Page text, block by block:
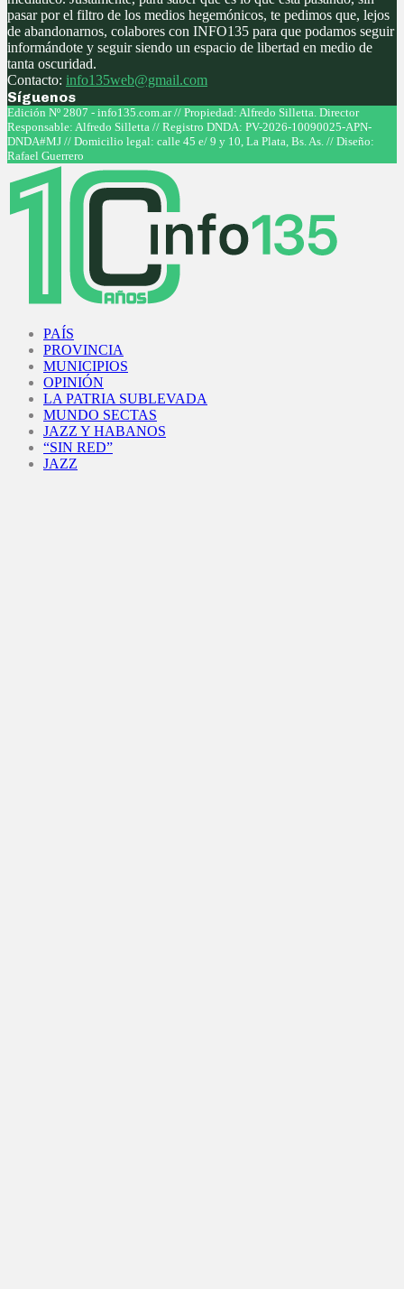
pasar por el filtro de los medios hegemónicos, te pedimos que, lejos
de abandonarnos, colabores con INFO135 para que podamos seguir
informándote y seguir siendo un espacio de libertad en medio de
tanta oscuridad.
Contacto: info135web@gmail.com
Síguenos
Facebook
Twitter
Instagram
Youtube
Edición Nº 2807 - info135.com.ar // Propiedad: Alfredo Silletta. Director
Responsable: Alfredo Silletta // Registro DNDA: PV-2026-10090025-APN-
DNDA#MJ // Domicilio legal: calle 45 e/ 9 y 10, La Plata, Bs. As. // Diseño:
Rafael Guerrero
PAÍS
PROVINCIA
MUNICIPIOS
OPINIÓN
LA PATRIA SUBLEVADA
MUNDO SECTAS
JAZZ Y HABANOS
“SIN RED”
JAZZ